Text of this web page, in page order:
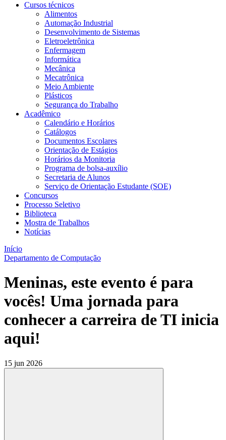
Cursos técnicos
Alimentos
Automação Industrial
Desenvolvimento de Sistemas
Eletroeletrônica
Enfermagem
Informática
Mecânica
Mecatrônica
Meio Ambiente
Plásticos
Segurança do Trabalho
Acadêmico
Calendário e Horários
Catálogos
Documentos Escolares
Orientação de Estágios
Horários da Monitoria
Programa de bolsa-auxílio
Secretaria de Alunos
Serviço de Orientação Estudante (SOE)
Concursos
Processo Seletivo
Biblioteca
Mostra de Trabalhos
Notícias
Início
Departamento de Computação
Meninas, este evento é para
vocês! Uma jornada para
conhecer a carreira de TI inicia
aqui!
15 jun 2026